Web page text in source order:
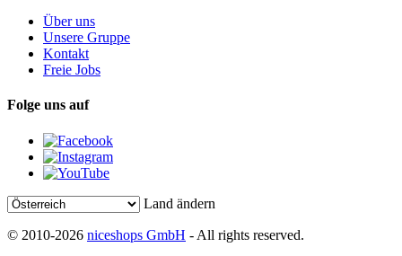
Über uns
Unsere Gruppe
Kontakt
Freie Jobs
Folge uns auf
Land ändern
© 2010-2026 niceshops GmbH - All rights reserved.